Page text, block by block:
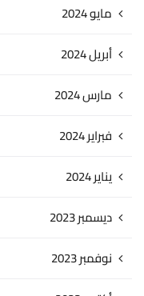
مايو 2024
أبريل 2024
مارس 2024
فبراير 2024
يناير 2024
ديسمبر 2023
نوفمبر 2023